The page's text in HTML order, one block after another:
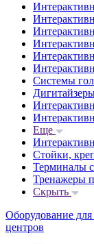
Системы
Еще
Стойки,
Терминалы
Тренажеры
Скрыть
Оборудование
центров